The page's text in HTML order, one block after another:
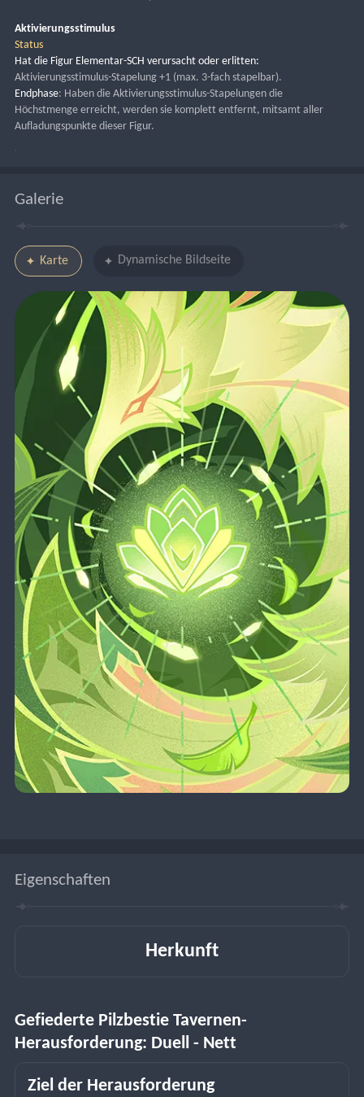
Aktivierungsstimulus
Status
Aktivierungsstimulus-Stapelung +1 (max. 3-fach stapelbar).
Endphase: Haben die Aktivierungsstimulus-Stapelungen die
Höchstmenge erreicht, werden sie komplett entfernt, mitsamt aller
Aufladungspunkte dieser Figur.
Galerie
Karte Dynamische Bildseite
Eigenschaften
Herkunft
Gefiederte Pilzbestie Tavernen-
Herausforderung: Duell - Nett
Ziel der Herausforderung